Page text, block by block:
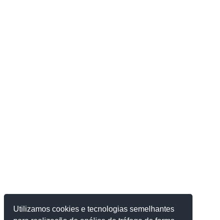
Utilizamos cookies e tecnologias semelhantes